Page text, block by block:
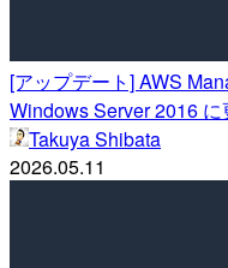
[アップデート] AWS
Windows Server 2016
Takuya Shibata
2026.05.11